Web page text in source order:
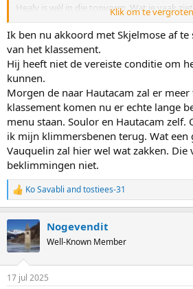
Healy is wél in die topvorm. Wat je vaak
vluchter in het geel is dat ze nog lang
échte bergrit,
pas op de slotklim eraf moeten en dan nog
beperkt te houden. Hij zit er echter té kort
De tijdrit is wel in zijn voordeel: minder
twee bergdagen in tweeën.
Uit de persoonlijk doos: Ik heb in veel van
gereden. In de Alpen zijn de routes dan
gereden en dan zo daarlangs weer terug.
In de Auvergne ligt dat anders: minder
weggetjes en minder 'designated climbs'.
Zo kon ik me Puy Sancy niet herinneren.
Maar ik ozcht dat eens op op de kaart, Le
rechte weg omhoog naar het skidorp. En
terug.
(Daarom stond men er ook vast
Ik heb in Le mont Doree een terrasje gepikt
locals omhoog gestuurd 'ja, dan moet je
Dat heb ik toen ook maar gedaan, want het
km. Kan me wel herinneren dat het weer
ging want rechte weg.
Klik om te
Ik ben nu akkoord met Skjelmose af
van het klassement.
Hij heeft niet de vereiste conditie om
kunnen.
Morgen de naar Hautacam zal er
klassement komen nu er echte lange
menu staan. Soulor en Hautacam zelf.
ik mijn klimmersbenen terug. Wat een
Vauquelin zal hier wel wat zakken. Die
beklimmingen niet.
R
e
c
t
i
s
Ko Savabli andtostiees-31
Nogevendit
Well-Known Member
17 jul 2025